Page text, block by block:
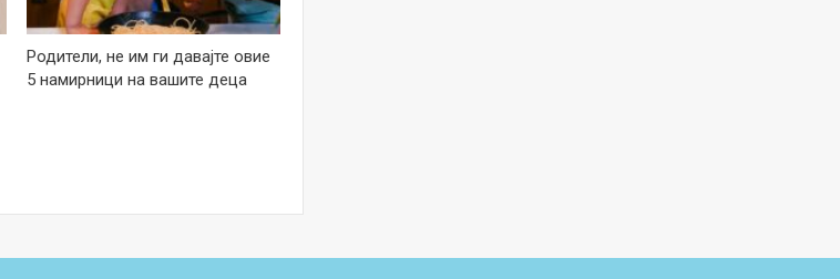
Родители, не им ги давајте овие
5 намирници на вашите деца